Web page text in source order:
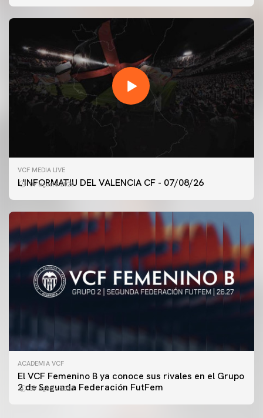
VCF MEDIA LIVE
L'INFORMATIU DEL VALENCIA CF - 07/08/26
07 agosto 2026
ACADEMIA VCF
El VCF Femenino B ya conoce sus rivales en el Grupo
2 de Segunda Federación FutFem
07 agosto 2026
PRIMER EQUIPO
ENTRENAMIENTO DEL VALENCIA CF 7/8/2026